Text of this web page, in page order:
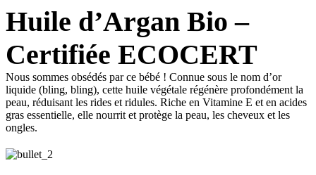
Huile d’Argan Bio –
Certifiée ECOCERT
Nous sommes obsédés par ce bébé ! Connue sous le nom d’or
liquide (bling, bling), cette huile végétale régénère profondément la
peau, réduisant les rides et ridules. Riche en Vitamine E et en acides
gras essentielle, elle nourrit et protège la peau, les cheveux et les
ongles.